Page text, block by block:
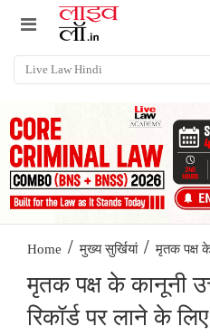
Home / मुख्य सुर्खियां / मृतक पक्ष के
मृतक पक्ष के कानूनी
रिकॉर्ड पर लाने के